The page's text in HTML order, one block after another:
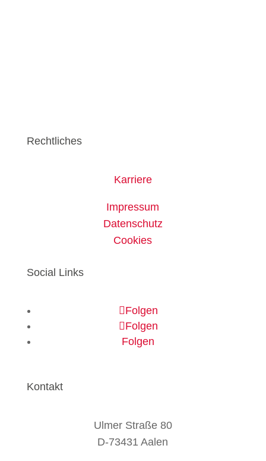
Rechtliches
Karriere
Impressum
Datenschutz
Cookies
Social Links
Folgen
Folgen
Folgen
Kontakt
Ulmer Straße 80
D-73431 Aalen